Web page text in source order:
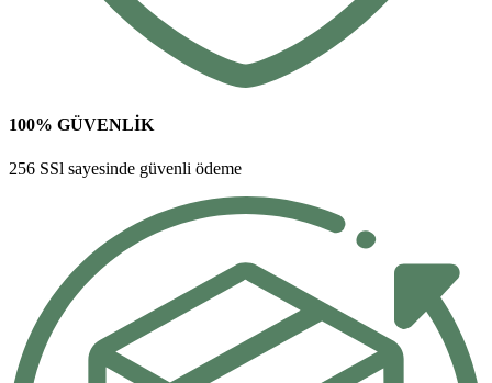
100% GÜVENLİK
256 SSl sayesinde güvenli ödeme